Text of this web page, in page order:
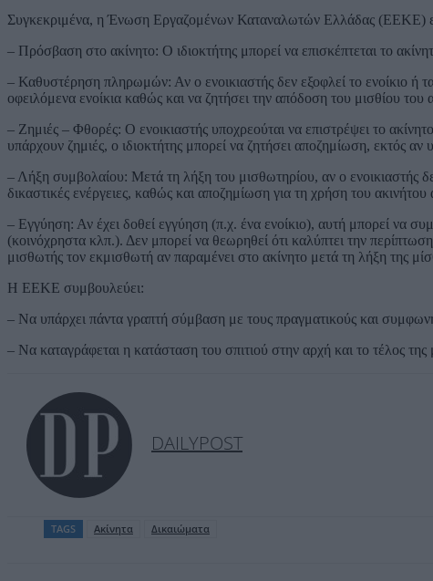
Συγκεκριμένα, η Ένωση Εργαζομένων Καταναλωτών Ελλάδας (ΕΕΚΕ)
– Πρόσβαση στο ακίνητο: Ο ιδιοκτήτης μπορεί να επισκέπτεται το
– Καθυστέρηση πληρωμών: Αν ο ενοικιαστής δεν εξοφλεί το ενοίκιο ή
οφειλόμενα ενοίκια καθώς και να ζητήσει την απόδοση του μισθίου του
– Ζημιές – Φθορές: Ο ενοικιαστής υποχρεούται να επιστρέψει το
υπάρχουν ζημιές, ο ιδιοκτήτης μπορεί να ζητήσει αποζημίωση, εκτός
– Λήξη συμβολαίου: Μετά τη λήξη του μισθωτηρίου, αν ο ενοικιαστής
δικαστικές ενέργειες, καθώς και αποζημίωση για τη χρήση του
– Εγγύηση: Αν έχει δοθεί εγγύηση (π.χ. ένα ενοίκιο), αυτή μπορεί να
(κοινόχρηστα κλπ.). Δεν μπορεί να θεωρηθεί ότι καλύπτει την
μισθωτής τον εκμισθωτή αν παραμένει στο ακίνητο μετά τη λήξη της
Η ΕΕΚΕ συμβουλεύει:
– Να υπάρχει πάντα γραπτή σύμβαση με τους πραγματικούς και
– Να καταγράφεται η κατάσταση του σπιτιού στην αρχή και το τέλος
DAILYPOST
TAGS Ακίνητα Δικαιώματα